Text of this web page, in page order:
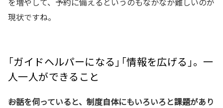
現状ですね。
「ガイドヘルパーになる」「情報を広げる」。一
人一人ができること
――お話を伺っていると、制度自体にもいろいろと課題があり